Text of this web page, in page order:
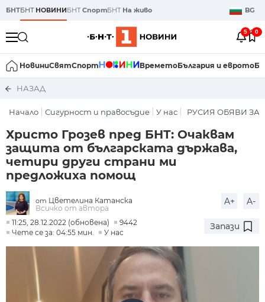
БНТБНТ НОВИНИБНТСпортБНТ На живо BG
5 0
НовиниСвятСпорт ВреметоБългария и еврото
НАЗАД
Начало Сигурност и правосъдие У нас РУСИЯ ОБЯВИ ЗА
Христо Грозев пред БНТ: Очаквам
защита от българската държава,
четири други страни ми
предложиха помощ
от Цветелина Катанска
Всичко от автора
A+ A-
11:25, 28.12.2022 (обновена)
9442
Чете се за: 04:55 мин.
У нас
Запази